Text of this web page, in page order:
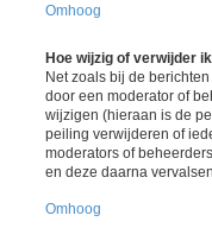
Omhoog
Hoe wijzig of verwijder
Net zoals bij de
door een moderator of
wijzigen (hieraan is de
peiling verwijderen of
moderators of
en deze daarna
Omhoog